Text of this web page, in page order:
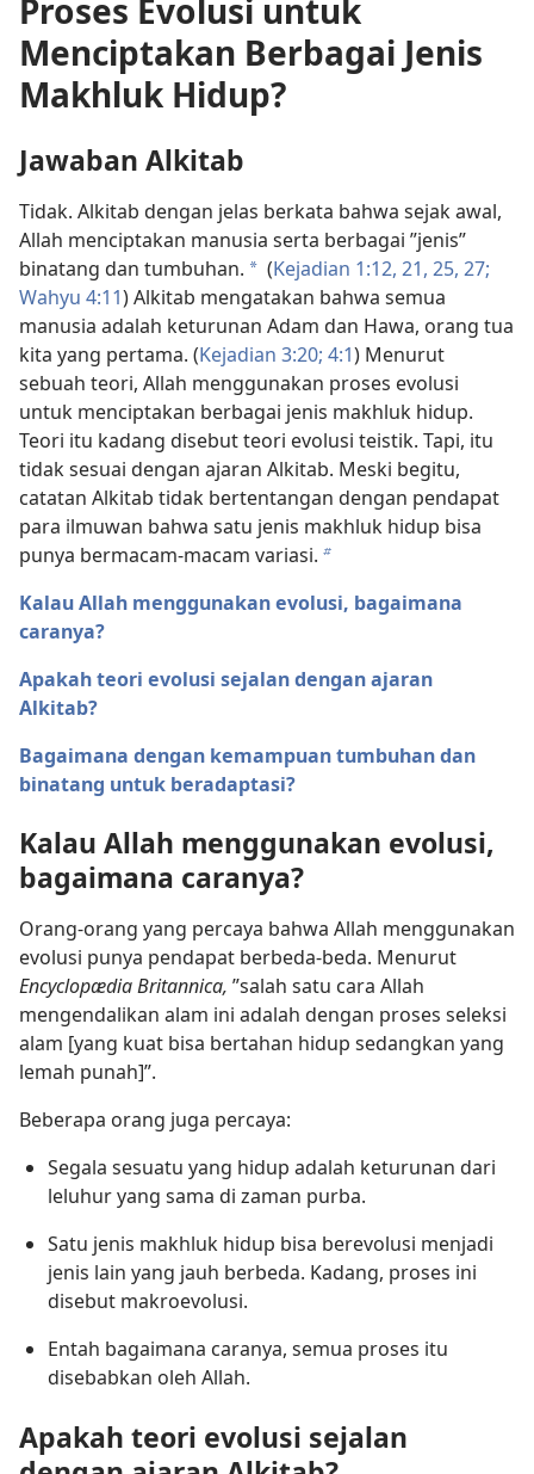
Proses Evolusi untuk
Menciptakan Berbagai Jenis
Makhluk Hidup?
Jawaban Alkitab
Tidak. Alkitab dengan jelas berkata bahwa sejak awal,
Allah menciptakan manusia serta berbagai ”jenis”
binatang dan tumbuhan. a (Kejadian 1:12, 21, 25, 27;
Wahyu 4:11) Alkitab mengatakan bahwa semua
manusia adalah keturunan Adam dan Hawa, orang tua
kita yang pertama. (Kejadian 3:20; 4:1) Menurut
sebuah teori, Allah menggunakan proses evolusi
untuk menciptakan berbagai jenis makhluk hidup.
Teori itu kadang disebut teori evolusi teistik. Tapi, itu
tidak sesuai dengan ajaran Alkitab. Meski begitu,
catatan Alkitab tidak bertentangan dengan pendapat
para ilmuwan bahwa satu jenis makhluk hidup bisa
punya bermacam-macam variasi. b
Kalau Allah menggunakan evolusi, bagaimana
caranya?
Apakah teori evolusi sejalan dengan ajaran
Alkitab?
Bagaimana dengan kemampuan tumbuhan dan
binatang untuk beradaptasi?
Kalau Allah menggunakan evolusi,
bagaimana caranya?
Orang-orang yang percaya bahwa Allah menggunakan
evolusi punya pendapat berbeda-beda. Menurut
Encyclopædia Britannica, ”salah satu cara Allah
mengendalikan alam ini adalah dengan proses seleksi
alam [yang kuat bisa bertahan hidup sedangkan yang
lemah punah]”.
Beberapa orang juga percaya:
Segala sesuatu yang hidup adalah keturunan dari
leluhur yang sama di zaman purba.
Satu jenis makhluk hidup bisa berevolusi menjadi
jenis lain yang jauh berbeda. Kadang, proses ini
disebut makroevolusi.
Entah bagaimana caranya, semua proses itu
disebabkan oleh Allah.
Apakah teori evolusi sejalan